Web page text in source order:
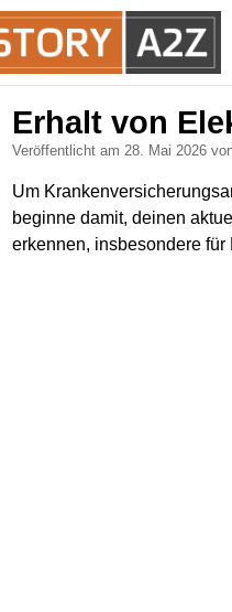
Erhalt von
Veröffentlicht am 28. Mai 2026
Um
beginne damit, deinen
erkennen, insbesondere